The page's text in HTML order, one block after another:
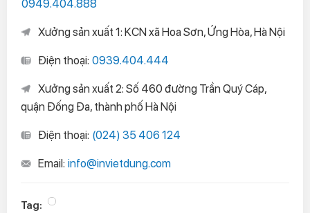
0949.404.888
Xưởng sản xuất 1: KCN xã Hoa Sơn, Ứng Hòa, Hà Nội
Điện thoại: 0939.404.444
Xưởng sản xuất 2: Số 460 đường Trần Quý Cáp,
quận Đống Đa, thành phố Hà Nội
Điện thoại: (024) 35 406 124
Email: info@invietdung.com
Tag: